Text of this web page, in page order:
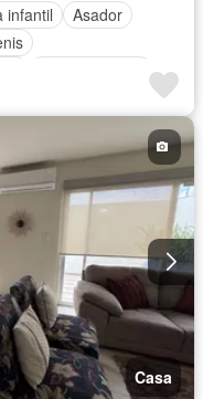
infantil
Asador
niños
Casa